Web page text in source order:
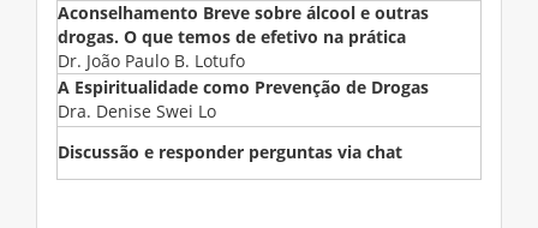
Aconselhamento Breve sobre álcool e outras
drogas. O que temos de efetivo na prática
Dr. João Paulo B. Lotufo
A Espiritualidade como Prevenção de Drogas
Dra. Denise Swei Lo
Discussão e responder perguntas via chat